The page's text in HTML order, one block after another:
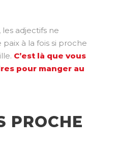
adjectifs ne
à la fois si proche
C’est là que vous
pour manger au
PROCHE